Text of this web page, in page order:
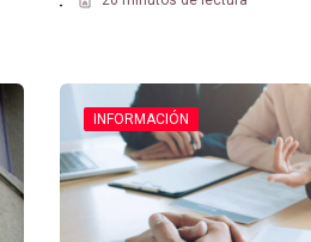
INFORMACIÓN